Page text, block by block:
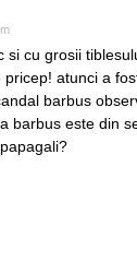
si cu grosii
pricep! atunci a
barbus
barbus este din